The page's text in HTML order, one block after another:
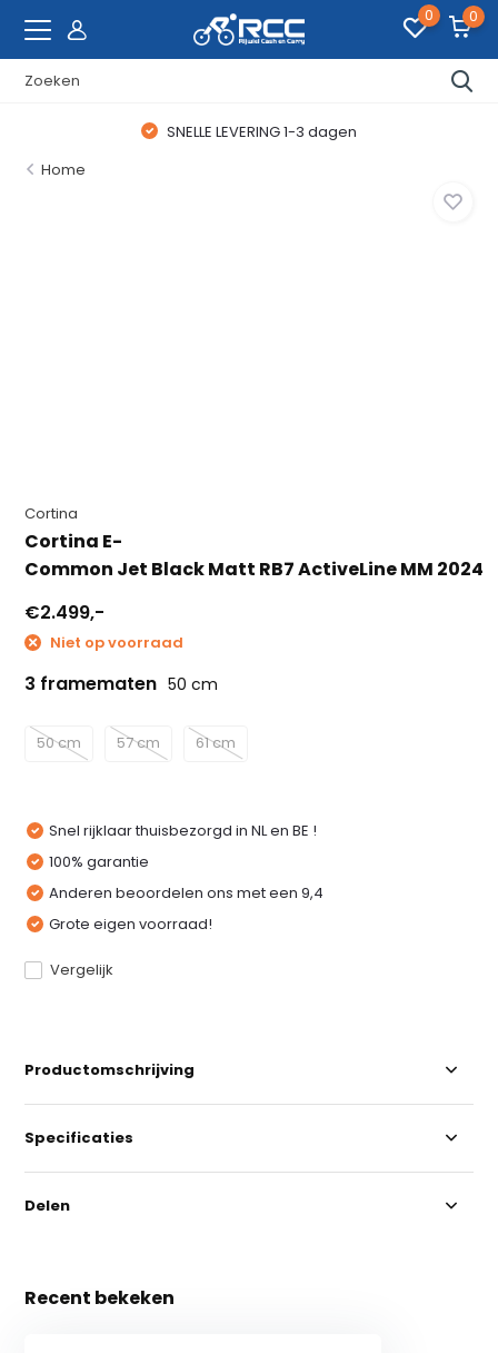
0 0
SNELLE LEVERING 1-3 dagen
Home
Cortina
Cortina E-
Common Jet Black Matt RB7 ActiveLine MM 2024
€2.499,-
Niet op voorraad
3 framematen 50 cm
50 cm 57 cm 61 cm
Snel rijklaar thuisbezorgd in NL en BE !
100% garantie
Anderen beoordelen ons met een 9,4
Grote eigen voorraad!
Vergelijk
Productomschrijving
Specificaties
Delen
Recent bekeken